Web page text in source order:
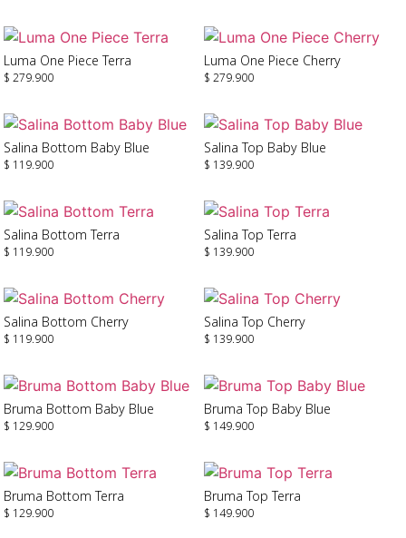
Luma One Piece Terra
$ 279.900
Luma One Piece Cherry
$ 279.900
Salina Bottom Baby Blue
$ 119.900
Salina Top Baby Blue
$ 139.900
Salina Bottom Terra
$ 119.900
Salina Top Terra
$ 139.900
Salina Bottom Cherry
$ 119.900
Salina Top Cherry
$ 139.900
Bruma Bottom Baby Blue
$ 129.900
Bruma Top Baby Blue
$ 149.900
Bruma Bottom Terra
$ 129.900
Bruma Top Terra
$ 149.900